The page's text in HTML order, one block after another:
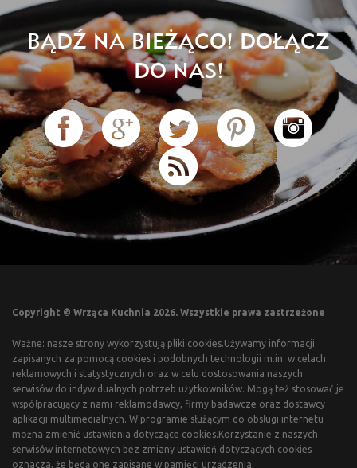
BĄDŹ NA BIEŻĄCO! DOŁĄCZ
DO NAS!
Copyright © Wrząca Kuchnia 2026. Wszystkie prawa zastrzeżone
Ważne: nasze strony wykorzystują pliki cookies.Używamy informacji
zapisanych za pomocą cookies i podobnych technologii m.in. w celach
reklamowych i statystycznych oraz w celu dostosowania naszych
serwisów do indywidualnych potrzeb użytkowników. Mogą też stosować je
współpracujący z nami reklamodawcy, firmy badawcze oraz dostawcy
aplikacji multimedialnych. W programie służącym do obsługi internetu
można zmienić ustawienia dotyczące cookies.Korzystanie z naszych
serwisów internetowych bez zmiany ustawień dotyczących cookies
oznacza, że będą one zapisane w pamięci urządzenia.